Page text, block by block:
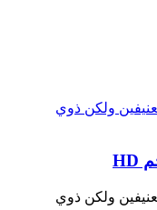
ولكن ذوي
ولكن ذوي